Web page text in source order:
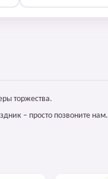
торжества.
– просто позвоните нам.